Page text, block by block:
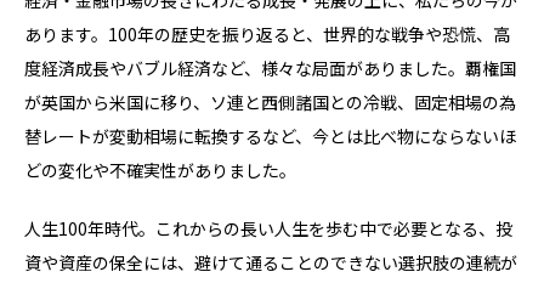
あります。100年の歴史を振り返ると、世界的な戦争や恐慌、高
度経済成長やバブル経済など、様々な局面がありました。覇権国
が英国から米国に移り、ソ連と西側諸国との冷戦、固定相場の為
替レートが変動相場に転換するなど、今とは比べ物にならないほ
どの変化や不確実性がありました。
人生100年時代。これからの長い人生を歩む中で必要となる、投
資や資産の保全には、避けて通ることのできない選択肢の連続が